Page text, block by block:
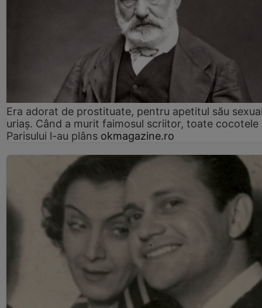
Era adorat de prostituate, pentru apetitul său
uriaș. Când a murit faimosul scriitor, toate cocotele
Parisului l-au plâns okmagazine.ro